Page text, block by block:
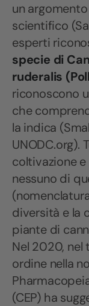
un
scientifico
esperti
specie di
ruderalis
riconoscono
che
la indica
UNODC.org).
coltivazione
nessuno di
diversità e la
piante di
Nel 2020, nel
ordine nella
(CEP) ha